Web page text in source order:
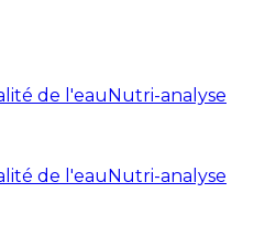
de l'eauNutri-analyse
de l'eauNutri-analyse